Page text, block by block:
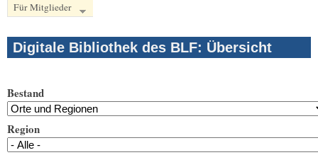
Für Mitglieder
Digitale Bibliothek des BLF: Übersicht
Bestand
Region